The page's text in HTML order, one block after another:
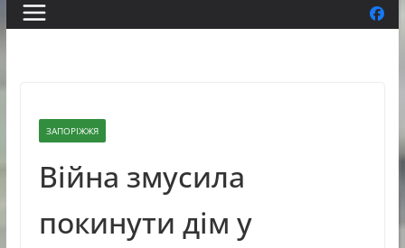
ЗАПОРІЖЖЯ
Війна змусила
покинути дім у